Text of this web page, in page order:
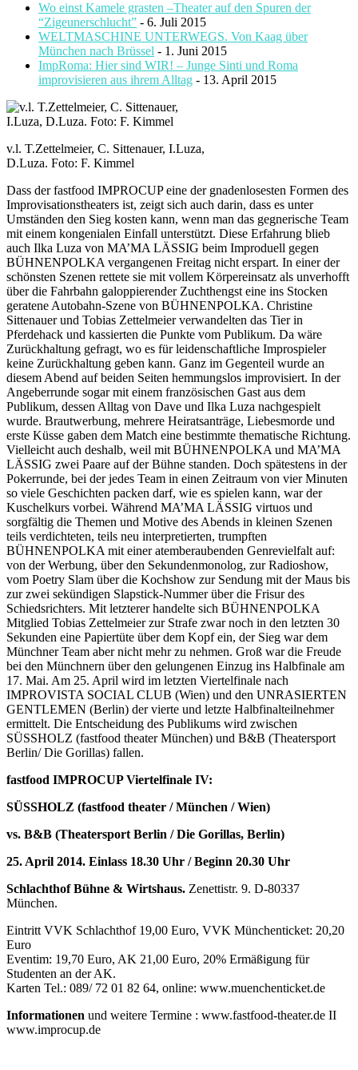
Wo einst Kamele grasten –Theater auf den Spuren der
“Zigeunerschlucht” - 6. Juli 2015
WELTMASCHINE UNTERWEGS. Von Kaag über
München nach Brüssel - 1. Juni 2015
ImpRoma: Hier sind WIR! – Junge Sinti und Roma
improvisieren aus ihrem Alltag - 13. April 2015
v.l. T.Zettelmeier, C. Sittenauer, I.Luza,
D.Luza. Foto: F. Kimmel
Dass der fastfood IMPROCUP eine der gnadenlosesten Formen des
Improvisationstheaters ist, zeigt sich auch darin, dass es unter
Umständen den Sieg kosten kann, wenn man das gegnerische Team
mit einem kongenialen Einfall unterstützt. Diese Erfahrung blieb
auch Ilka Luza von MA’MA LÄSSIG beim Improduell gegen
BÜHNENPOLKA vergangenen Freitag nicht erspart. In einer der
schönsten Szenen rettete sie mit vollem Körpereinsatz als unverhofft
über die Fahrbahn galoppierender Zuchthengst eine ins Stocken
geratene Autobahn-Szene von BÜHNENPOLKA. Christine
Sittenauer und Tobias Zettelmeier verwandelten das Tier in
Pferdehack und kassierten die Punkte vom Publikum. Da wäre
Zurückhaltung gefragt, wo es für leidenschaftliche Improspieler
keine Zurückhaltung geben kann. Ganz im Gegenteil wurde an
diesem Abend auf beiden Seiten hemmungslos improvisiert. In der
Angeberrunde sogar mit einem französischen Gast aus dem
Publikum, dessen Alltag von Dave und Ilka Luza nachgespielt
wurde. Brautwerbung, mehrere Heiratsanträge, Liebesmorde und
erste Küsse gaben dem Match eine bestimmte thematische Richtung.
Vielleicht auch deshalb, weil mit BÜHNENPOLKA und MA’MA
LÄSSIG zwei Paare auf der Bühne standen. Doch spätestens in der
Pokerrunde, bei der jedes Team in einen Zeitraum von vier Minuten
so viele Geschichten packen darf, wie es spielen kann, war der
Kuschelkurs vorbei. Während MA’MA LÄSSIG virtuos und
sorgfältig die Themen und Motive des Abends in kleinen Szenen
teils verdichteten, teils neu interpretierten, trumpften
BÜHNENPOLKA mit einer atemberaubenden Genrevielfalt auf:
von der Werbung, über den Sekundenmonolog, zur Radioshow,
vom Poetry Slam über die Kochshow zur Sendung mit der Maus bis
zur zwei sekündigen Slapstick-Nummer über die Frisur des
Schiedsrichters. Mit letzterer handelte sich BÜHNENPOLKA
Mitglied Tobias Zettelmeier zur Strafe zwar noch in den letzten 30
Sekunden eine Papiertüte über dem Kopf ein, der Sieg war dem
Münchner Team aber nicht mehr zu nehmen. Groß war die Freude
bei den Münchnern über den gelungenen Einzug ins Halbfinale am
17. Mai. Am 25. April wird im letzten Viertelfinale nach
IMPROVISTA SOCIAL CLUB (Wien) und den UNRASIERTEN
GENTLEMEN (Berlin) der vierte und letzte Halbfinalteilnehmer
ermittelt. Die Entscheidung des Publikums wird zwischen
SÜSSHOLZ (fastfood theater München) und B&B (Theatersport
Berlin/ Die Gorillas) fallen.
fastfood IMPROCUP Viertelfinale IV:
SÜSSHOLZ (fastfood theater / München / Wien)
vs. B&B (Theatersport Berlin / Die Gorillas, Berlin)
25. April 2014. Einlass 18.30 Uhr / Beginn 20.30 Uhr
Schlachthof Bühne & Wirtshaus. Zenettistr. 9. D-80337
München.
Eintritt VVK Schlachthof 19,00 Euro, VVK Münchenticket: 20,20
Euro
Eventim: 19,70 Euro, AK 21,00 Euro, 20% Ermäßigung für
Studenten an der AK.
Karten Tel.: 089/ 72 01 82 64, online: www.muenchenticket.de
Informationen und weitere Termine : www.fastfood-theater.de II
www.improcup.de